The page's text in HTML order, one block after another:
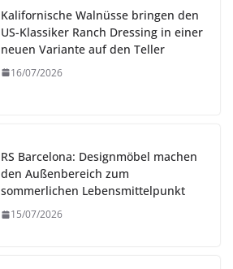
Kalifornische Walnüsse bringen den
US-Klassiker Ranch Dressing in einer
neuen Variante auf den Teller
16/07/2026
RS Barcelona: Designmöbel machen
den Außenbereich zum
sommerlichen Lebensmittelpunkt
15/07/2026